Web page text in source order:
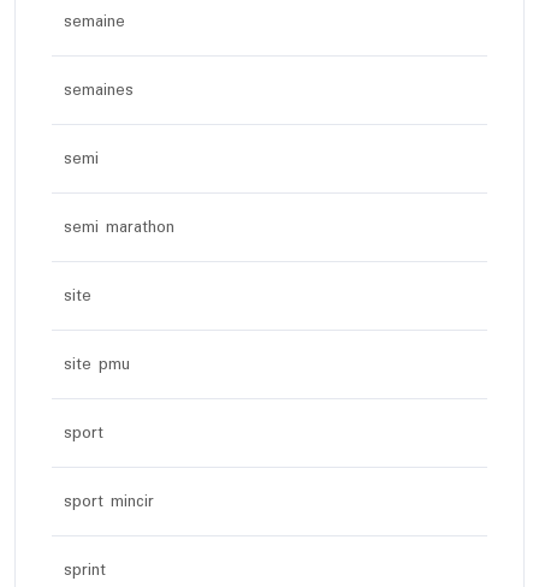
semaine
semaines
semi
semi marathon
site
site pmu
sport
sport mincir
sprint